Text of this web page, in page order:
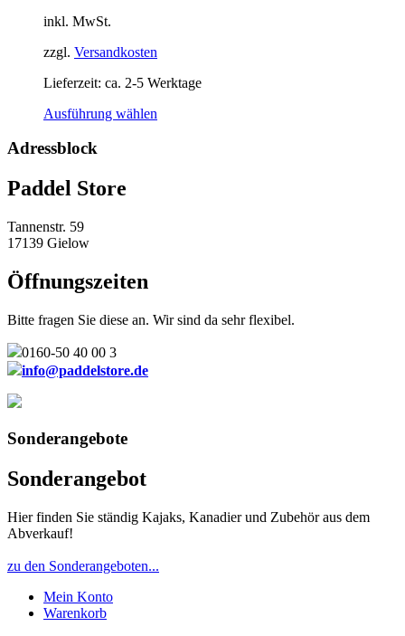
inkl. MwSt.
zzgl. Versandkosten
Lieferzeit: ca. 2-5 Werktage
Ausführung wählen
werden
Adressblock
Paddel Store
Tannenstr. 59
17139 Gielow
Öffnungszeiten
Bitte fragen Sie diese an. Wir sind da sehr flexibel.
0160-50 40 00 3
info@paddelstore.de
Sonderangebote
Sonderangebot
Hier finden Sie ständig Kajaks, Kanadier und Zubehör aus dem
Abverkauf!
zu den Sonderangeboten...
Mein Konto
Warenkorb